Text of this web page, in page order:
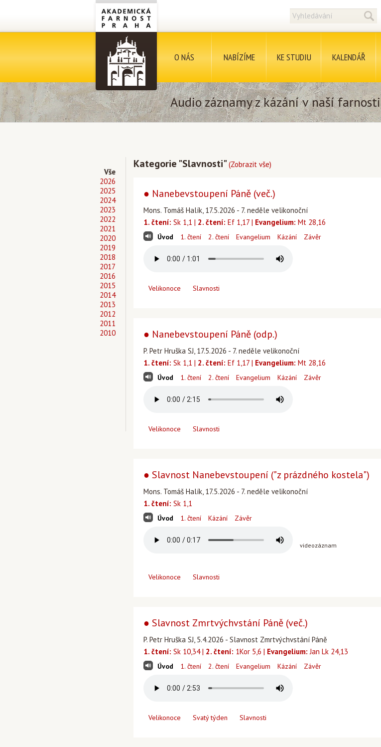
O NÁS NABÍZÍME KE STUDIU KALENDÁŘ
Audio záznamy z kázání v naší farnosti
Vše
2026
2025
2024
2023
2022
2021
2020
2019
2018
2017
2016
2015
2014
2013
2012
2011
2010
Kategorie "Slavnosti"(Zobrazit vše)
● Nanebevstoupení Páně (več.)
Mons. Tomáš Halík, 17.5.2026 - 7. neděle velikonoční
1. čtení: Sk 1,1 | 2. čtení: Ef 1,17 | Evangelium: Mt 28,16
Úvod 1. čtení 2. čtení Evangelium Kázání Závěr
Velikonoce Slavnosti
● Nanebevstoupení Páně (odp.)
P. Petr Hruška SJ, 17.5.2026 - 7. neděle velikonoční
1. čtení: Sk 1,1 | 2. čtení: Ef 1,17 | Evangelium: Mt 28,16
Úvod 1. čtení 2. čtení Evangelium Kázání Závěr
Velikonoce Slavnosti
● Slavnost Nanebevstoupení ("z prázdného kostela")
Mons. Tomáš Halík, 17.5.2026 - 7. neděle velikonoční
1. čtení: Sk 1,1
Úvod 1. čtení Kázání Závěr
videozáznam
Velikonoce Slavnosti
● Slavnost Zmrtvýchvstání Páně (več.)
P. Petr Hruška SJ, 5.4.2026 - Slavnost Zmrtvýchvstání Páně
1. čtení: Sk 10,34 | 2. čtení: 1Kor 5,6 | Evangelium: Jan Lk 24,13
Úvod 1. čtení 2. čtení Evangelium Kázání Závěr
Velikonoce Svatý týden Slavnosti